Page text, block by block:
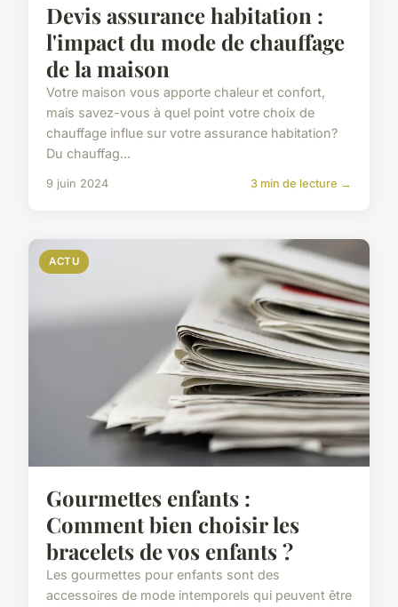
Devis assurance habitation :
l'impact du mode de chauffage
de la maison
Votre maison vous apporte chaleur et confort,
mais savez-vous à quel point votre choix de
chauffage influe sur votre assurance habitation?
Du chauffag...
9 juin 2024 3 min de lecture →
ACTU
Gourmettes enfants :
Comment bien choisir les
bracelets de vos enfants ?
Les gourmettes pour enfants sont des
accessoires de mode intemporels qui peuvent être